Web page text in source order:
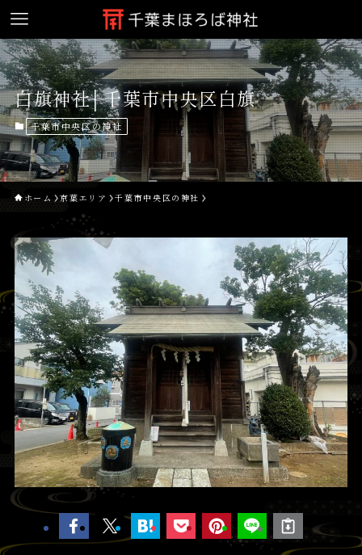
白旗神社│千葉市中央区白旗
千葉市中央区の神社
ホーム 京葉エリア 千葉市中央区の神社